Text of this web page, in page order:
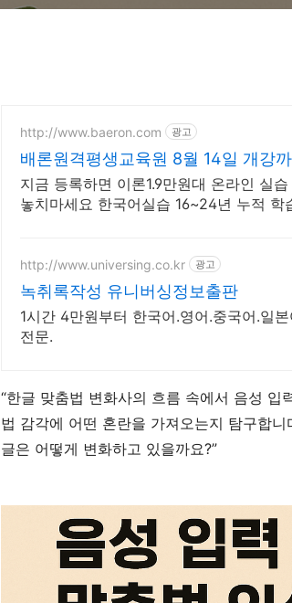
http://www.baeron.com 광고
배론원격평생교육원 8월 14일 개강
지금 등록하면 이론1.9만원대 온라인 실
놓치마세요 한국어실습 16~24년 누적 학
http://www.universing.co.kr 광고
녹취록작성 유니버싱정보출판
1시간 4만원부터 한국어.영어.중국어.일
전문.
“한글 맞춤법 변화사의 흐름 속에서 음성 입
법 감각에 어떤 혼란을 가져오는지 탐구합
글은 어떻게 변화하고 있을까요?”